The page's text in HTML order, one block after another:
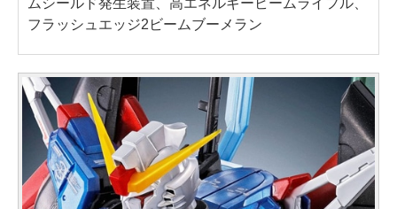
ムシールド発生装置、高エネルギービームライフル、
フラッシュエッジ2ビームブーメラン